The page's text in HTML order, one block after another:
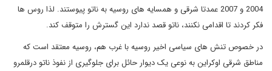
2004 و 2007 عمدتا شرقی و همسایه های روسیه به ناتو پیوستند. لذا روس ها
فکر کردند تا اقدامی نکنند، ناتو قصد ندارد این گسترش را متوقف کند.
در خصوص تنش های سیاسی اخیر روسیه با غرب هم، روسیه معتقد است که
مناطق شرقی اوکراین به نوعی یک دیوار حائل برای جلوگیری از نفوذ ناتو درقلمرو